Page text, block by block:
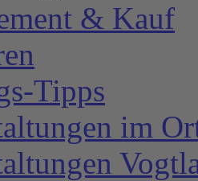
& Kauf
Tipps
im